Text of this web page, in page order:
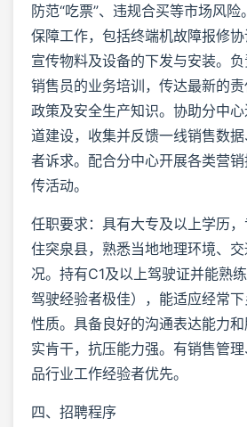
防范“吃票”、违规合买等市场风
保障工作，包括终端机故障报修协
宣传物料及设备的下发与安装。
销售员的业务培训，传达最新的
政策及安全生产知识。协助分中
道建设，收集并反馈一线销售数
者诉求。配合分中心开展各类营
传活动。
任职要求：具有大专及以上学历
住突泉县，熟悉当地地理环境、
况。持有C1及以上驾驶证并能熟
驾驶经验者极佳），能适应经常
性质。具备良好的沟通表达能力
实肯干，抗压能力强。有销售管
品行业工作经验者优先。
四、招聘程序